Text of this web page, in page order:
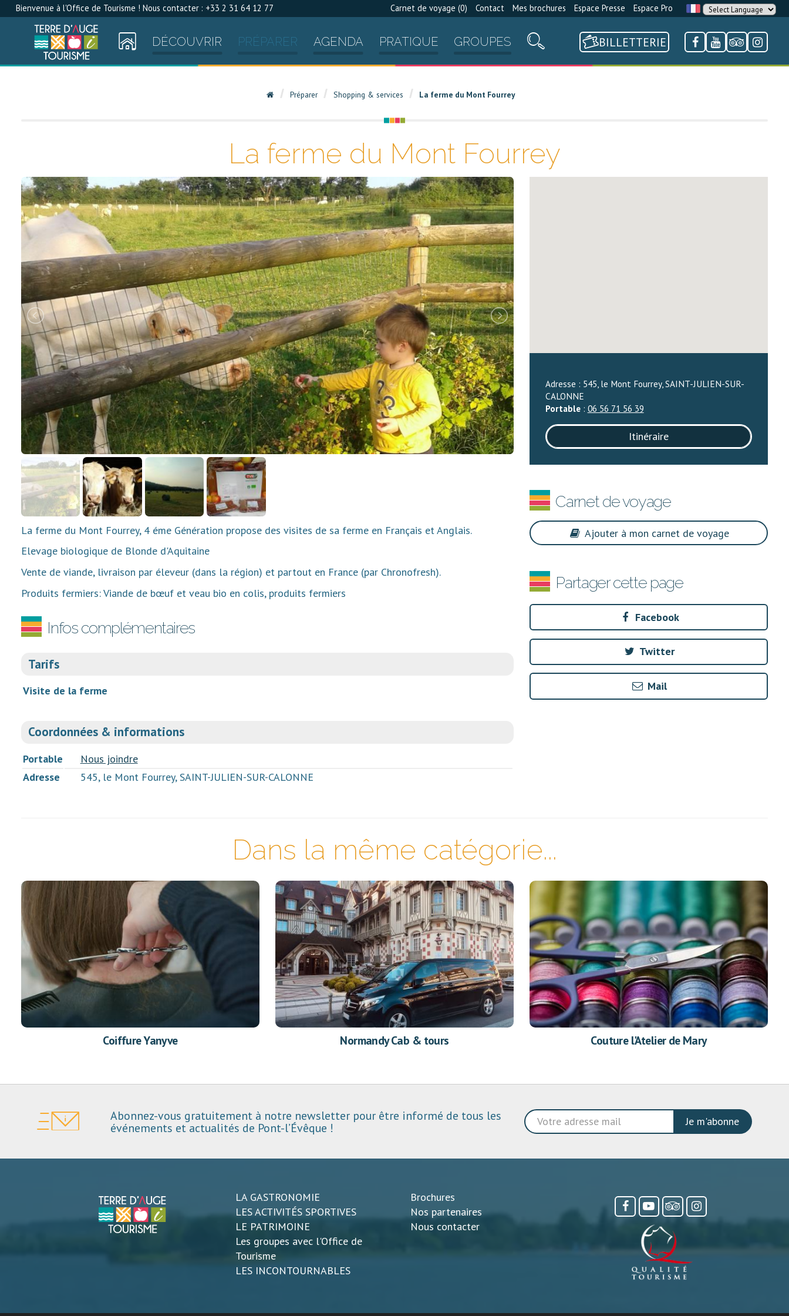
Bienvenue à l'Office de Tourisme ! Nous contacter : +33 2 31 64 12 77 Carnet de voyage (0) Contact Mes brochures Espace Presse Espace Pro
DÉCOUVRIR PRÉPARER AGENDA PRATIQUE GROUPES BILLETTERIE
Préparer Shopping & services La ferme du Mont Fourrey
La ferme du Mont Fourrey
La ferme du Mont Fourrey, 4 éme Génération propose des visites de sa ferme en Français et Anglais.
Elevage biologique de Blonde d'Aquitaine
Vente de viande, livraison par éleveur (dans la région) et partout en France (par Chronofresh).
Produits fermiers: Viande de bœuf et veau bio en colis, produits fermiers
Infos complémentaires
Tarifs
Visite de la ferme
Coordonnées & informations
Portable
Nous joindre
Adresse
545, le Mont Fourrey, SAINT-JULIEN-SUR-CALONNE
Adresse : 545, le Mont Fourrey, SAINT-JULIEN-SUR-
CALONNE
Portable: 06 56 71 56 39
Itinéraire
Carnet de voyage
Ajouter à mon carnet de voyage
Partager cette page
Facebook
Twitter
Mail
Dans la même catégorie...
Coiffure Yanyve Normandy Cab & tours Couture l'Atelier de Mary
Abonnez-vous gratuitement à notre newsletter pour être informé de tous les
événements et actualités de Pont-l’Évêque !
Je m'abonne
LA GASTRONOMIE
LES ACTIVITÉS SPORTIVES
LE PATRIMOINE
Les groupes avec l'Office de
Tourisme
LES INCONTOURNABLES
Brochures
Nos partenaires
Nous contacter